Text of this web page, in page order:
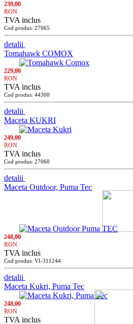
239,00
RON
TVA inclus
Cod produs: 27065
detalii
Tomahawk COMOX
229,00
RON
TVA inclus
Cod produs: 44300
detalii
Maceta KUKRI
249,00
RON
TVA inclus
Cod produs: 27060
detalii
Maceta Outdoor, Puma Tec
248,00
RON
TVA inclus
Cod produs: VI-311244
detalii
Maceta Kukri, Puma Tec
248,00
RON
TVA inclus